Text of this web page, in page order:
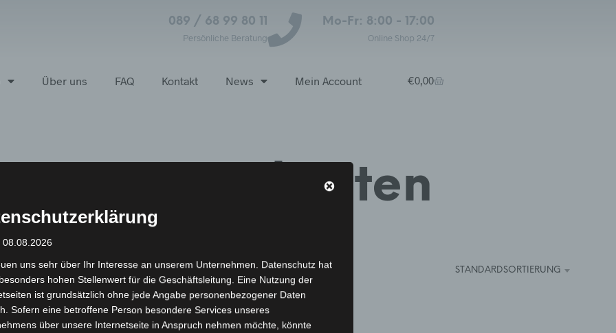
089 / 68 99 80 11
Persönliche Beratung
Mo-Fr: 8:00 - 17:00
Online Shop 24/7
Über uns FAQ Kontakt News Mein Account €0,00
Visitenkarten
STANDARDSORTIERUNG
08.08.2026
uns sehr über Ihr Interesse an unserem Unternehmen. Datenschutz hat
hohen Stellenwert für die Geschäftsleitung. Eine Nutzung der
ist grundsätzlich ohne jede Angabe personenbezogener Daten
Sofern eine betroffene Person besondere Services unseres
über unsere Internetseite in Anspruch nehmen möchte, könnte